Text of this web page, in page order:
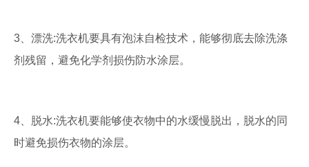
3、漂洗:洗衣机要具有泡沫自检技术，能够彻底去除洗涤
剂残留，避免化学剂损伤防水涂层。
4、脱水:洗衣机要能够使衣物中的水缓慢脱出，脱水的同
时避免损伤衣物的涂层。